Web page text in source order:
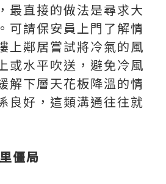
最直接的做法是尋求大
可請保安員上門了解情
上鄰居嘗試將冷氣的風
或水平吹送，避免冷風
解下層天花板降溫的情
良好，這類溝通往往就
僵局